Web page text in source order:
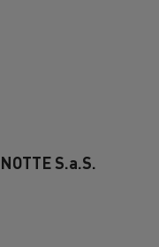
S.a.S.